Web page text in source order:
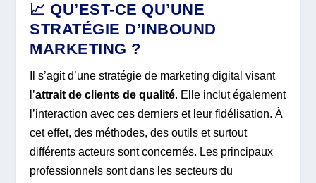
📈 QU’EST-CE QU’UNE
STRATÉGIE D’INBOUND
MARKETING ?
Il s’agit d’une stratégie de marketing digital visant
l’attrait de clients de qualité. Elle inclut également
l’interaction avec ces derniers et leur fidélisation. À
cet effet, des méthodes, des outils et surtout
différents acteurs sont concernés. Les principaux
professionnels sont dans les secteurs du